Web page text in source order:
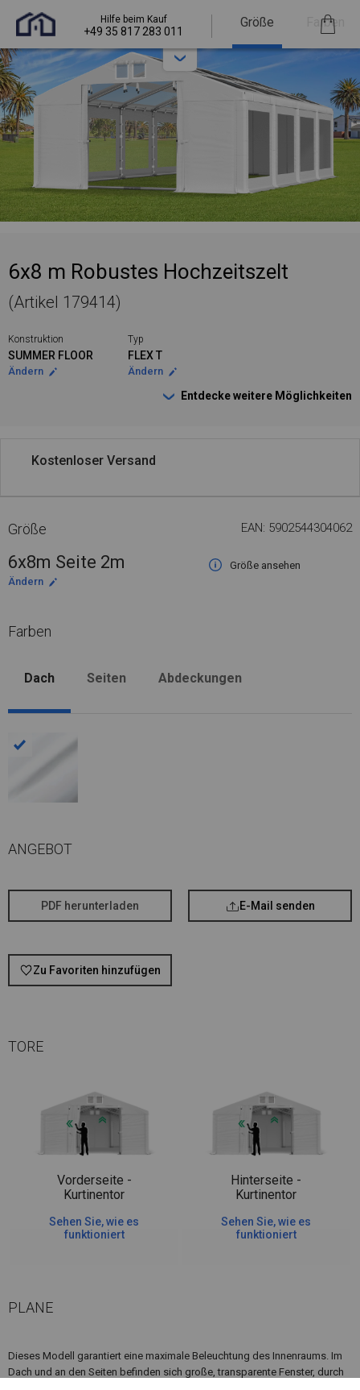
Hilfe beim Kauf
+49 35 817 283 011
Größe Farben
6x8 m Robustes Hochzeitszelt
(Artikel 179414)
Konstruktion
SUMMER FLOOR
Ändern
Typ
FLEX T
Ändern
Entdecke weitere Möglichkeiten
Kostenloser Versand
Größe EAN: 5902544304062
6x8m Seite 2m
Größe ansehen
Ändern
Farben
Dach Seiten Abdeckungen
ANGEBOT
PDF herunterladen E-Mail senden
Zu Favoriten hinzufügen
TORE
Vorderseite -
Kurtinentor
Sehen Sie, wie es
funktioniert
Hinterseite -
Kurtinentor
Sehen Sie, wie es
funktioniert
PLANE
Dieses Modell garantiert eine maximale Beleuchtung des Innenraums. Im
Dach und an den Seiten befinden sich große, transparente Fenster, durch